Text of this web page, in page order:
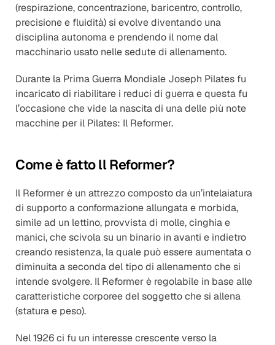
(respirazione, concentrazione, baricentro, controllo,
precisione e fluidità) si evolve diventando una
disciplina autonoma e prendendo il nome dal
macchinario usato nelle sedute di allenamento.
Durante la Prima Guerra Mondiale Joseph Pilates fu
incaricato di riabilitare i reduci di guerra e questa fu
l’occasione che vide la nascita di una delle più note
macchine per il Pilates: Il Reformer.
Come è fatto ll Reformer?
Il Reformer è un attrezzo composto da un’intelaiatura
di supporto a conformazione allungata e morbida,
simile ad un lettino, provvista di molle, cinghia e
manici, che scivola su un binario in avanti e indietro
creando resistenza, la quale può essere aumentata o
diminuita a seconda del tipo di allenamento che si
intende svolgere. Il Reformer è regolabile in base alle
caratteristiche corporee del soggetto che si allena
(statura e peso).
Nel 1926 ci fu un interesse crescente verso la